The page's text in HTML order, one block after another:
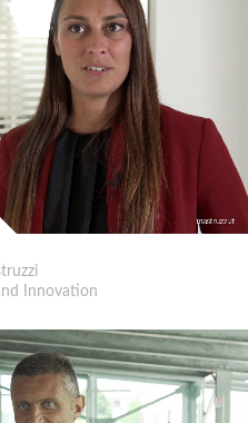
Innovation